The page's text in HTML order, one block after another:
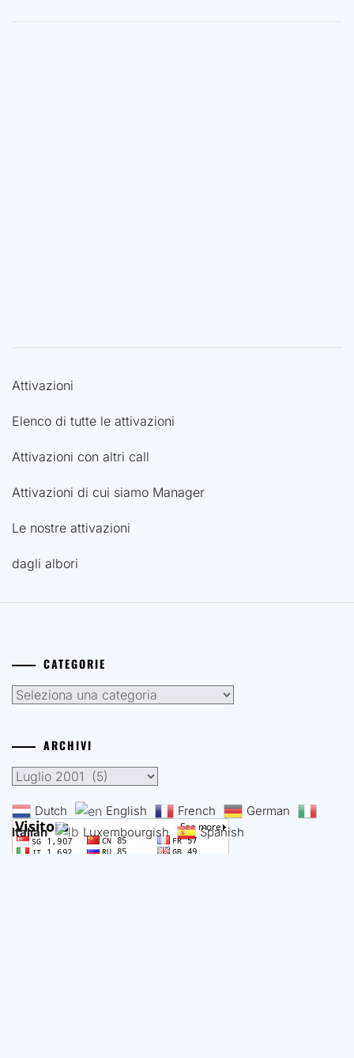
Attivazioni
Elenco di tutte le attivazioni
Attivazioni con altri call
Attivazioni di cui siamo Manager
Le nostre attivazioni
dagli albori
CATEGORIE
Categorie
ARCHIVI
Archivi
Dutch English French
German
Italian
Luxembourgish Spanish